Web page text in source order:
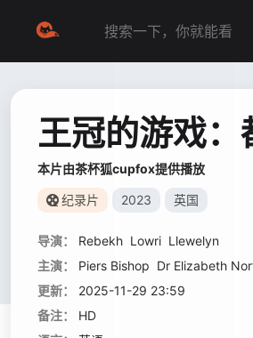
王冠的游戏：
本片由茶杯狐cupfox提供播放
纪录片 2023 英国
导演： Rebekh Lowri Llewelyn
主演：
Piers Bishop Dr Elizabeth
更新：
2025-11-29 23:59
备注：
HD